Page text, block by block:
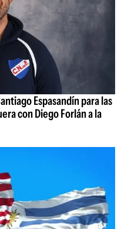
Espasandín para las
con Diego Forlán a la